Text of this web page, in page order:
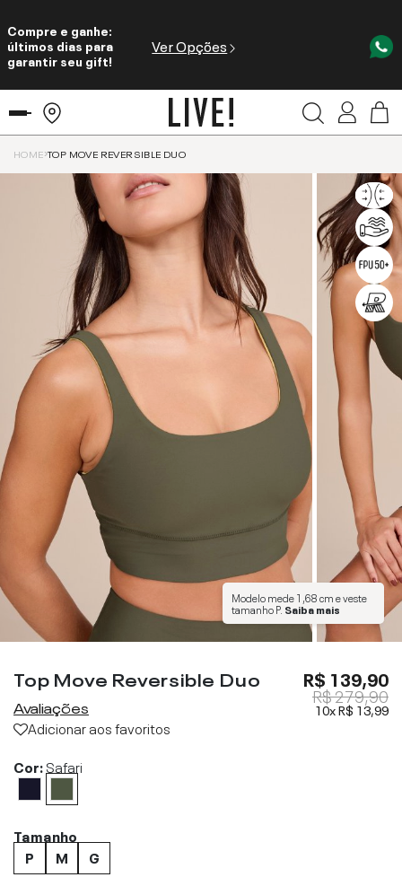
Compre e ganhe:
últimos dias para
garantir seu gift!
Ver Opções
HOME TOP MOVE REVERSIBLE DUO
Modelo mede1,68 cme veste
tamanhoP. Saiba mais
Top Move Reversible Duo
Avaliações
Adicionar aos favoritos
R$ 139,90
R$ 279,90
10xR$ 13,99
Cor:Safari
Tamanho
P
M G